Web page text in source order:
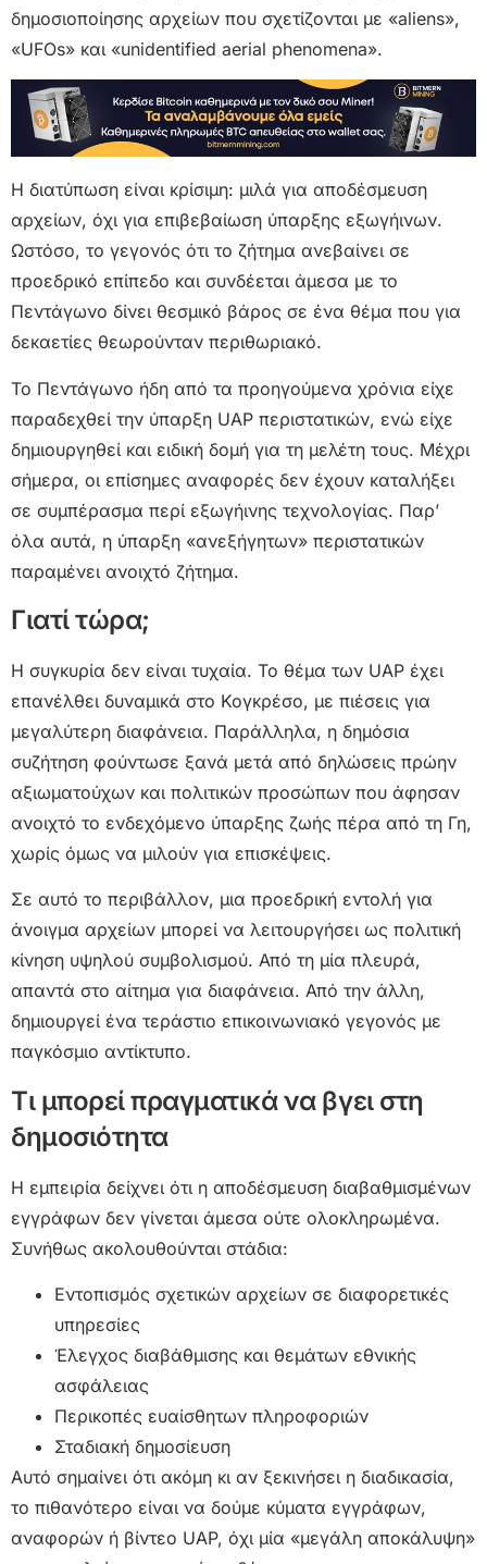
δημοσιοποίησης αρχείων που σχετίζονται με «aliens»,
«UFOs» και «unidentified aerial phenomena».
Η διατύπωση είναι κρίσιμη: μιλά για αποδέσμευση
αρχείων, όχι για επιβεβαίωση ύπαρξης εξωγήινων.
Ωστόσο, το γεγονός ότι το ζήτημα ανεβαίνει σε
προεδρικό επίπεδο και συνδέεται άμεσα με το
Πεντάγωνο δίνει θεσμικό βάρος σε ένα θέμα που για
δεκαετίες θεωρούνταν περιθωριακό.
Το Πεντάγωνο ήδη από τα προηγούμενα χρόνια είχε
παραδεχθεί την ύπαρξη UAP περιστατικών, ενώ είχε
δημιουργηθεί και ειδική δομή για τη μελέτη τους. Μέχρι
σήμερα, οι επίσημες αναφορές δεν έχουν καταλήξει
σε συμπέρασμα περί εξωγήινης τεχνολογίας. Παρ’
όλα αυτά, η ύπαρξη «ανεξήγητων» περιστατικών
παραμένει ανοιχτό ζήτημα.
Γιατί τώρα;
Η συγκυρία δεν είναι τυχαία. Το θέμα των UAP έχει
επανέλθει δυναμικά στο Κογκρέσο, με πιέσεις για
μεγαλύτερη διαφάνεια. Παράλληλα, η δημόσια
συζήτηση φούντωσε ξανά μετά από δηλώσεις πρώην
αξιωματούχων και πολιτικών προσώπων που άφησαν
ανοιχτό το ενδεχόμενο ύπαρξης ζωής πέρα από τη Γη,
χωρίς όμως να μιλούν για επισκέψεις.
Σε αυτό το περιβάλλον, μια προεδρική εντολή για
άνοιγμα αρχείων μπορεί να λειτουργήσει ως πολιτική
κίνηση υψηλού συμβολισμού. Από τη μία πλευρά,
απαντά στο αίτημα για διαφάνεια. Από την άλλη,
δημιουργεί ένα τεράστιο επικοινωνιακό γεγονός με
παγκόσμιο αντίκτυπο.
Τι μπορεί πραγματικά να βγει στη
δημοσιότητα
Η εμπειρία δείχνει ότι η αποδέσμευση διαβαθμισμένων
εγγράφων δεν γίνεται άμεσα ούτε ολοκληρωμένα.
Συνήθως ακολουθούνται στάδια:
Εντοπισμός σχετικών αρχείων σε διαφορετικές
υπηρεσίες
Έλεγχος διαβάθμισης και θεμάτων εθνικής
ασφάλειας
Περικοπές ευαίσθητων πληροφοριών
Σταδιακή δημοσίευση
Αυτό σημαίνει ότι ακόμη κι αν ξεκινήσει η διαδικασία,
το πιθανότερο είναι να δούμε κύματα εγγράφων,
αναφορών ή βίντεο UAP, όχι μία «μεγάλη αποκάλυψη»